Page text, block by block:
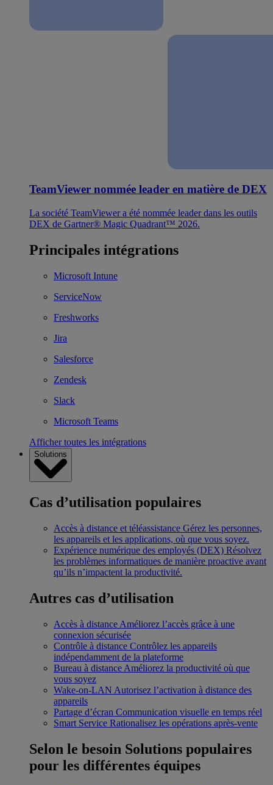
TeamViewer nommée leader en matière de DEX
La société TeamViewer a été nommée leader dans les outils
DEX de Gartner® Magic Quadrant™ 2026.
Principales intégrations
Microsoft Intune
ServiceNow
Freshworks
Jira
Salesforce
Zendesk
Slack
Microsoft Teams
Afficher toutes les intégrations
Solutions
Cas d’utilisation populaires
Accès à distance et téléassistance Gérez les personnes,
les appareils et les applications, où que vous soyez.
Expérience numérique des employés (DEX) Résolvez
les problèmes informatiques de manière proactive avant
qu’ils n’impactent la productivité.
Autres cas d’utilisation
Accès à distance Améliorez l’accès grâce à une
connexion sécurisée
Contrôle à distance Contrôlez les appareils
indépendamment de la plateforme
Bureau à distance Améliorez la productivité où que
vous soyez
Wake-on-LAN Autorisez l’activation à distance des
appareils
Partage d’écran Communication visuelle en temps réel
Smart Service Rationalisez les opérations après-vente
Selon le besoin Solutions populaires
pour les différentes équipes